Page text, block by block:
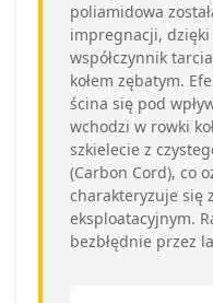
poliamidowa
impregnacji,
współczynnik
kołem zębatym.
ścina się pod
wchodzi w rowki
szkielecie z
(Carbon Cord), co
charakteryzuje się
eksploatacyjnym.
bezbłędnie przez